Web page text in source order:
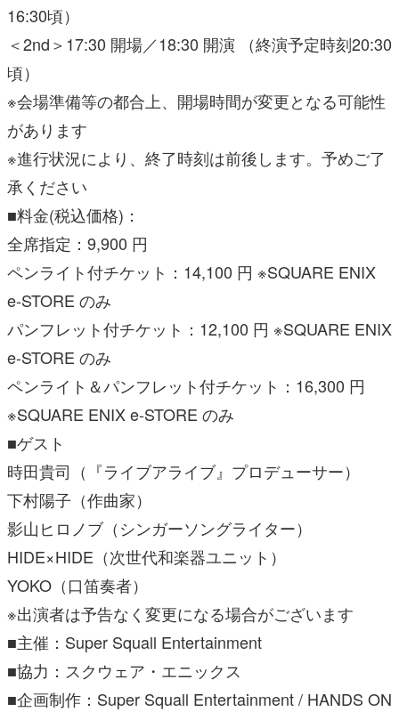
16:30頃）
＜2nd＞17:30 開場／18:30 開演 （終演予定時刻20:30
頃）
※会場準備等の都合上、開場時間が変更となる可能性
があります
※進行状況により、終了時刻は前後します。予めご了
承ください
■料金(税込価格)：
全席指定：9,900 円
ペンライト付チケット：14,100 円 ※SQUARE ENIX
e-STORE のみ
パンフレット付チケット：12,100 円 ※SQUARE ENIX
e-STORE のみ
ペンライト＆パンフレット付チケット：16,300 円
※SQUARE ENIX e-STORE のみ
■ゲスト
時田貴司（『ライブアライブ』プロデューサー）
下村陽子（作曲家）
影山ヒロノブ（シンガーソングライター）
HIDE×HIDE（次世代和楽器ユニット）
YOKO（口笛奏者）
※出演者は予告なく変更になる場合がございます
■主催：Super Squall Entertainment
■協力：スクウェア・エニックス
■企画制作：Super Squall Entertainment / HANDS ON